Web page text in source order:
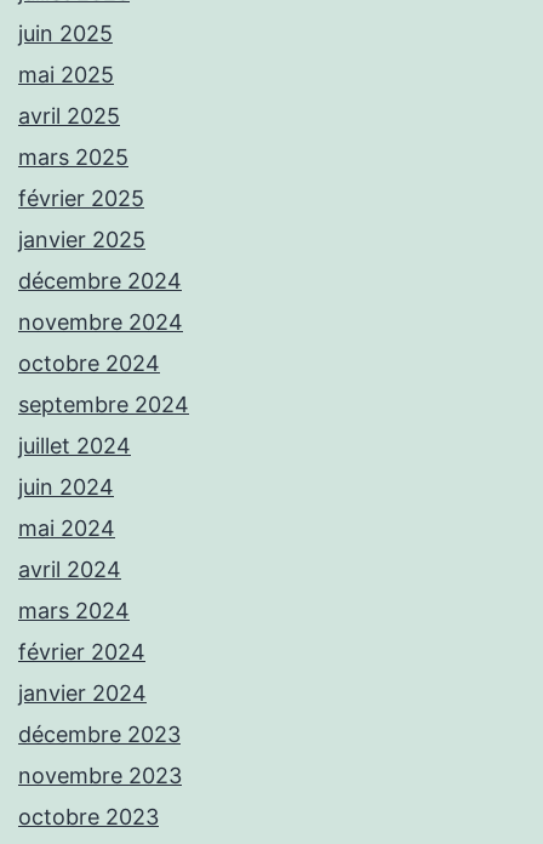
juin 2025
mai 2025
avril 2025
mars 2025
février 2025
janvier 2025
décembre 2024
novembre 2024
octobre 2024
septembre 2024
juillet 2024
juin 2024
mai 2024
avril 2024
mars 2024
février 2024
janvier 2024
décembre 2023
novembre 2023
octobre 2023